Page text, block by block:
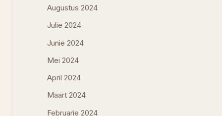
Augustus 2024
Julie 2024
Junie 2024
Mei 2024
April 2024
Maart 2024
Februarie 2024